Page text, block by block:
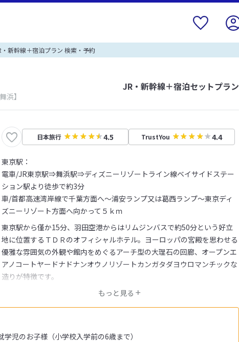
・新幹線＋宿泊プラン 検索・予約
浜】
JR・新幹線＋宿泊セットプラン
日本旅行 4.5 TrustYou 4.4
東京駅：
電車/JR東京駅⇒舞浜駅⇒ディズニーリゾートライン線ベイサイドステー
ション駅より徒歩で約3分
車/首都高速湾岸線で千葉方面へ～浦安ランプ又は葛西ランプ～東京ディ
ズニーリゾート方面へ向かって５ｋｍ
児のお子様（小学校入学前の6歳まで）
もっと見る
東京駅から僅か15分、羽田空港からはリムジンバスで約50分という好立
地に位置するＴＤＲのオフィシャルホテル。ヨーロッパの宮殿を思わせる
優雅な雰囲気の外観や館内をめぐるアーチ型の大理石の回廊、オープンエ
アノコートヤードナドナンオウノリゾートカンガタダヨウロマンチックな
造りが特徴です。